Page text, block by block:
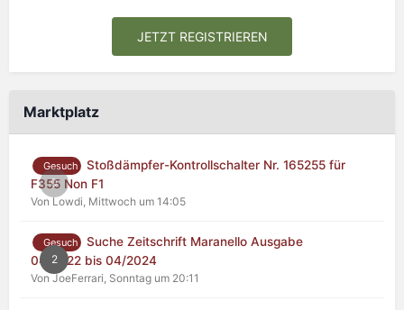
JETZT REGISTRIEREN
Marktplatz
0
Gesuch
Stoßdämpfer-Kontrollschalter Nr. 165255 für
F355 Non F1
Von Lowdi, Mittwoch um 14:05
2
Gesuch
Suche Zeitschrift Maranello Ausgabe
04/2022 bis 04/2024
Von JoeFerrari, Sonntag um 20:11